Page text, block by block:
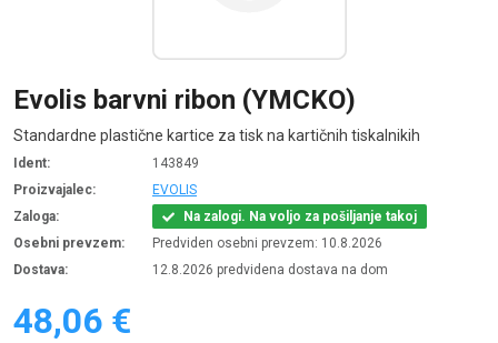
Evolis barvni ribon (YMCKO)
Standardne plastične kartice za tisk na kartičnih tiskalnikih
Ident:
143849
Proizvajalec:
EVOLIS
Zaloga:
Na zalogi. Na voljo za pošiljanje takoj
Osebni prevzem:
Predviden osebni prevzem: 10.8.2026
Dostava:
12.8.2026 predvidena dostava na dom
48,06 €